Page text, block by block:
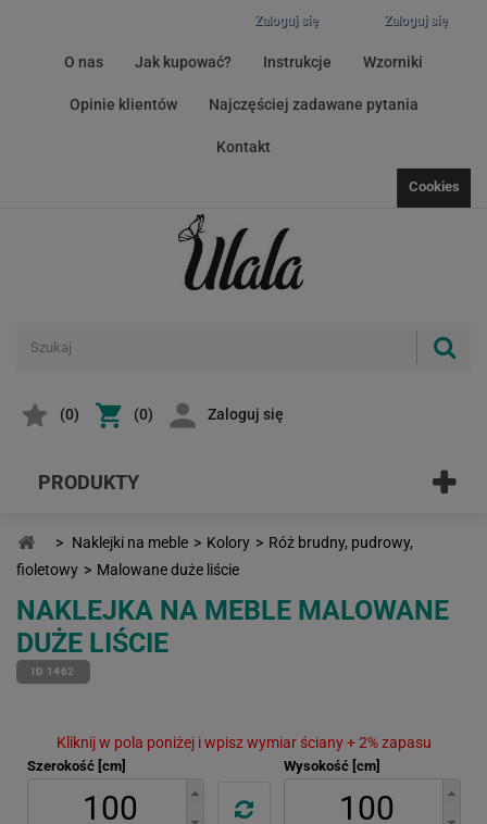
Zaloguj się
Zaloguj się
O nas Jak kupować? Instrukcje Wzorniki
Opinie klientów Najczęściej zadawane pytania
Kontakt
Cookies
(0) (0) Zaloguj się
PRODUKTY
> Naklejki na meble > Kolory > Róż brudny, pudrowy,
fioletowy > Malowane duże liście
NAKLEJKA NA MEBLE MALOWANE
DUŻE LIŚCIE
ID 1462
Kliknij w pola poniżej i wpisz wymiar ściany + 2% zapasu
Szerokość [cm] Wysokość [cm]